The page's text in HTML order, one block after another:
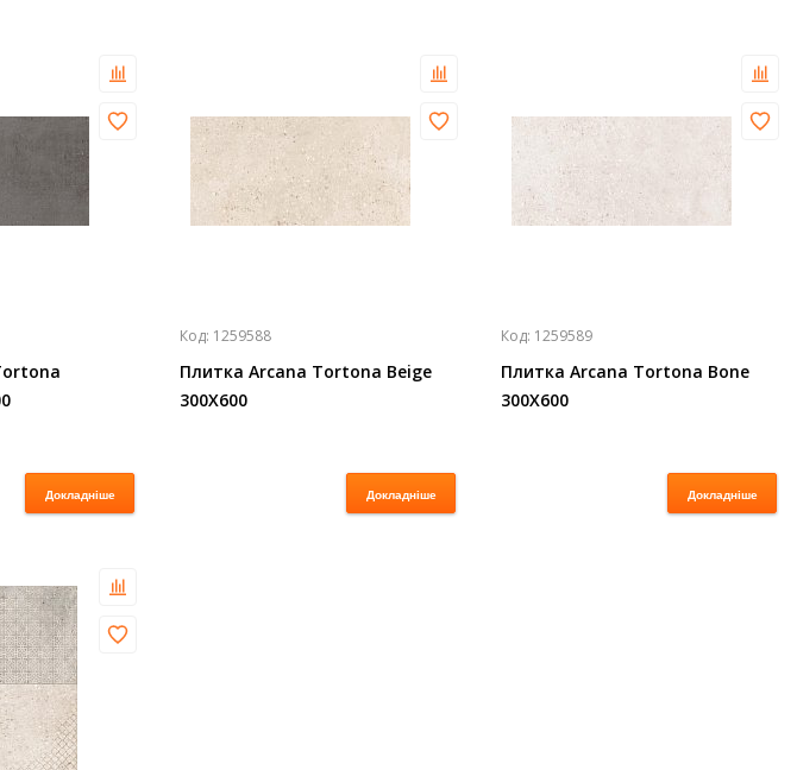
Докладніше
Код: 1259588
Плитка Arcana Tortona Beige
300X600
Докладніше
Код: 1259589
Плитка Arcana Tortona Bone
300X600
Докладніше